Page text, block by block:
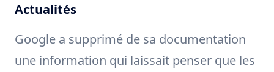
Actualités
Google a supprimé de sa documentation
une information qui laissait penser que les